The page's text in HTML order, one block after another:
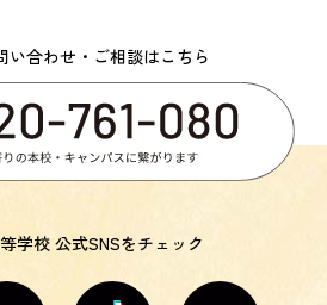
い合わせ・ご相談はこちら
学校 公式SNSをチェック